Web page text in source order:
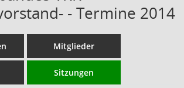
- Termine 2014
Mitglieder
Sitzungen